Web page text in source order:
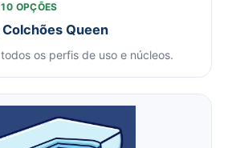
OPÇÕES
Queen
os perfis de uso e núcleos.